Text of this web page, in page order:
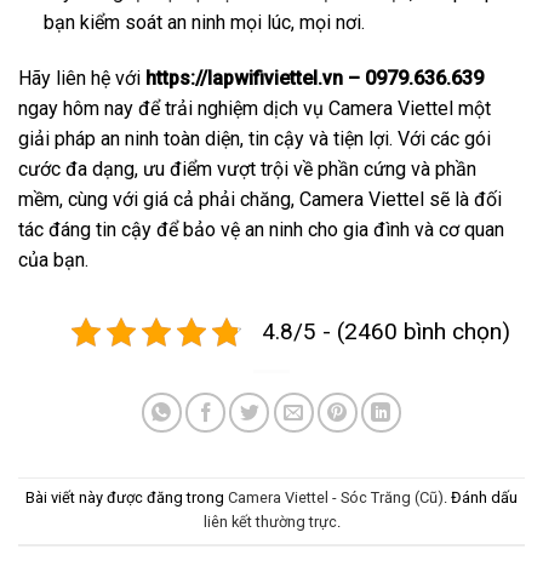
bạn kiểm soát an ninh mọi lúc, mọi nơi.
Hãy liên hệ với https://lapwifiviettel.vn – 0979.636.639
ngay hôm nay để trải nghiệm dịch vụ Camera Viettel một
giải pháp an ninh toàn diện, tin cậy và tiện lợi. Với các gói
cước đa dạng, ưu điểm vượt trội về phần cứng và phần
mềm, cùng với giá cả phải chăng, Camera Viettel sẽ là đối
tác đáng tin cậy để bảo vệ an ninh cho gia đình và cơ quan
của bạn.
4.8/5 - (2460 bình chọn)
Bài viết này được đăng trong Camera Viettel - Sóc Trăng (Cũ). Đánh dấu
liên kết thường trực.